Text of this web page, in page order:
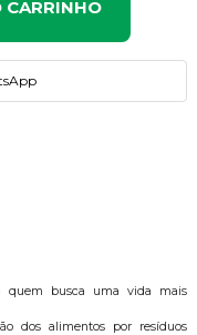
CARRINHO
quem busca uma vida mais
dos alimentos por resíduos